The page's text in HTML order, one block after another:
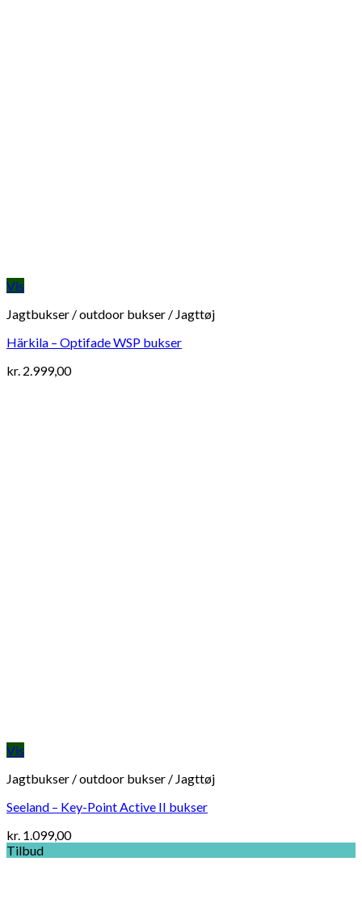
Vis
Jagtbukser / outdoor bukser / Jagttøj
Härkila – Optifade WSP bukser
kr. 2.999,00
Vis
Jagtbukser / outdoor bukser / Jagttøj
Seeland – Key-Point Active II bukser
kr. 1.099,00
Tilbud